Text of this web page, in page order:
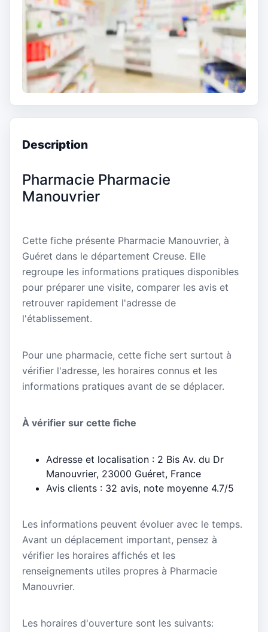
Description
Pharmacie Pharmacie
Manouvrier
Cette fiche présente Pharmacie Manouvrier, à
Guéret dans le département Creuse. Elle
regroupe les informations pratiques disponibles
pour préparer une visite, comparer les avis et
retrouver rapidement l'adresse de
l'établissement.
Pour une pharmacie, cette fiche sert surtout à
vérifier l'adresse, les horaires connus et les
informations pratiques avant de se déplacer.
À vérifier sur cette fiche
Adresse et localisation : 2 Bis Av. du Dr
Manouvrier, 23000 Guéret, France
Avis clients : 32 avis, note moyenne 4.7/5
Les informations peuvent évoluer avec le temps.
Avant un déplacement important, pensez à
vérifier les horaires affichés et les
renseignements utiles propres à Pharmacie
Manouvrier.
Les horaires d'ouverture sont les suivants: